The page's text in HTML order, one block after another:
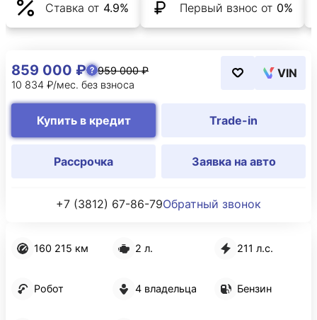
Ставка от 4.9% Первый взнос от 0%
160 215 км 2 л. 211 л.с.
Робот 4 владельца Бензин
859 000 ₽
959 000 ₽
10 834 ₽/мес. без взноса
VIN
Купить в кредит Trade-in
Рассрочка Заявка на авто
+7 (3812) 67-86-79Обратный звонок